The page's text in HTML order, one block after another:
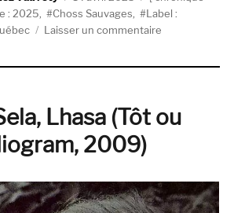
le
: 2025, Choss Sauvages,
Label :
Laisser un commentaire
Lhasa (Tôt ou
2009)